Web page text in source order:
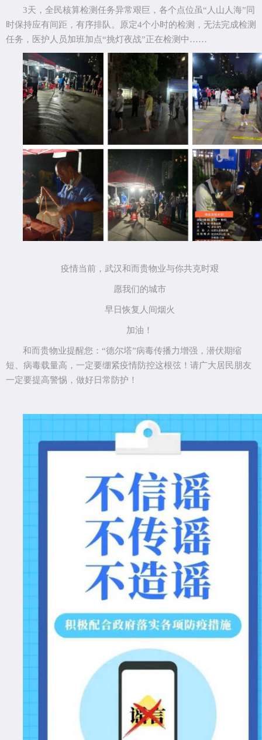
3天，全民核算检测任务异常艰巨，各个点位虽“人山人海”同
时保持应有间距，有序排队。原定4个小时的检测，无法完成检测
任务，医护人员加班加点“挑灯夜战”正在检测中 ……
疫情当前，武汉和而贵物业与你共克时艰
愿我们的城市
早日恢复人间烟火
加油！
和而贵物业提醒您： “德尔塔”病毒传播力增强，潜伏期缩
短、病毒载量高，一定要绷紧疫情防控这根弦！请广大居民朋友
一定要提高警惕，做好日常防护！